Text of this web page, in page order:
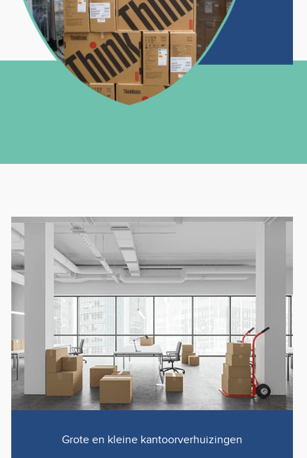
Grote en kleine kantoorverhuizingen